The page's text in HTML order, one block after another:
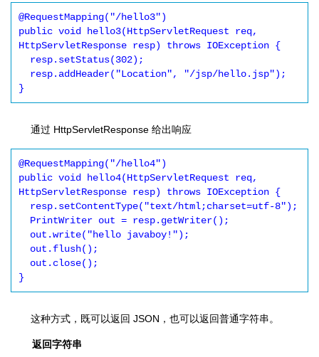
@RequestMapping("/hello3")
public void hello3(HttpServletRequest req,
HttpServletResponse resp) throws IOException {
}
通过 HttpServletResponse 给出响应
@RequestMapping("/hello4")
public void hello4(HttpServletRequest req,
HttpServletResponse resp) throws IOException {
}
这种方式，既可以返回 JSON，也可以返回普通字符串。
返回字符串